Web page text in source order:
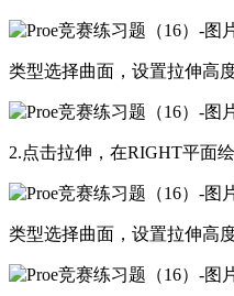
类型选择曲面，设置拉伸高度
2.点击拉伸，在RIGHT平面
类型选择曲面，设置拉伸高度